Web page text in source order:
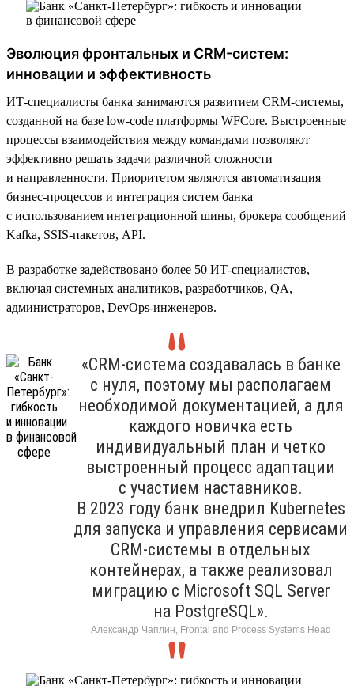
Эволюция фронтальных и CRM-систем:
инновации и эффективность
ИТ-специалисты банка занимаются развитием CRM-системы,
созданной на базе low-code платформы WFСore. Выстроенные
процессы взаимодействия между командами позволяют
эффективно решать задачи различной сложности
и направленности. Приоритетом являются автоматизация
бизнес-процессов и интеграция систем банка
с использованием интеграционной шины, брокера сообщений
Kafka, SSIS-пакетов, API.
В разработке задействовано более 50 ИТ-специалистов,
включая системных аналитиков, разработчиков, QA,
администраторов, DevOps-инженеров.
«CRM-система создавалась в банке
с нуля, поэтому мы располагаем
необходимой документацией, а для
каждого новичка есть
индивидуальный план и четко
выстроенный процесс адаптации
с участием наставников.
В 2023 году банк внедрил Kubernetes
для запуска и управления сервисами
CRM-системы в отдельных
контейнерах, а также реализовал
миграцию с Microsoft SQL Server
на PostgreSQL».
Александр Чаплин, Frontal and Process Systems Head